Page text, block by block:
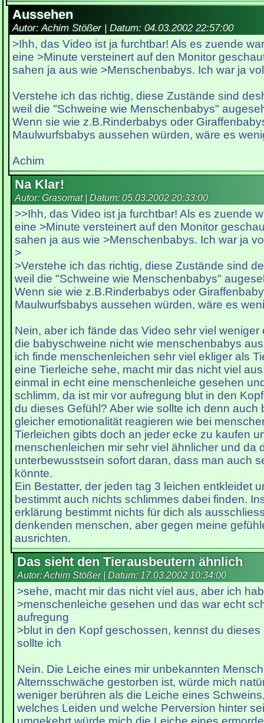
Aussehen
Autor: Achim Stößer | Datum: 04.03.2002 22:57:00
>Ihh, das Video ist ja furchtbar! Als es zuende
eine >Minute versteinert auf den Monitor
sahen ja aus wie >Menschenbabys. Ich war ja
Verstehe ich das richtig, diese Zustände sind
weil die "Schweine wie Menschenbabys"
Wenn sie wie z.B.Rinderbabys oder
Maulwurfsbabys aussehen würden, wäre es
Achim
Na Klar!
Autor: Grasomat | Datum: 05.03.2002 20:33:00
>>Ihh, das Video ist ja furchtbar! Als es zuende
eine >Minute versteinert auf den Monitor
sahen ja aus wie >Menschenbabys. Ich war ja
>
>Verstehe ich das richtig, diese Zustände sind
weil die "Schweine wie Menschenbabys"
Wenn sie wie z.B.Rinderbabys oder
Maulwurfsbabys aussehen würden, wäre es
Nein, aber ich fände das Video sehr viel
die babyschweine nicht wie menschenbabys
ich finde menschenleichen sehr viel ekliger als
eine Tierleiche sehe, macht mir das nicht viel
einmal in echt eine menschenleiche gesehen
schlimm, da ist mir vor aufregung blut in den
du dieses Gefühl? Aber wie sollte ich denn auch
gleicher emotionalität reagieren wie bei
Tierleichen gibts doch an jeder ecke zu kaufen
menschenleichen mir sehr viel ähnlicher und da
unterbewusstsein sofort daran, dass man auch
könnte.
Ein Bestatter, der jeden tag 3 leichen entkleidet
bestimmt auch nichts schlimmes dabei finden.
erklärung bestimmt nichts für dich als
denkenden menschen, aber gegen meine
ausrichten.
Das sieht den Tierausbeutern ähnlich
Autor: Achim Stößer | Datum: 17.03.2002 10:34:00
>sehe, macht mir das nicht viel aus, aber ich
>menschenleiche gesehen und das war echt
aufregung
>blut in den Kopf geschossen, kennst du dieses
sollte ich
Nein. Die Leiche eines mir unbekannten
Alternsschwäche gestorben ist, würde mich
weniger berühren als die Leiche eines
welches Leiden und welche Perversion hinter